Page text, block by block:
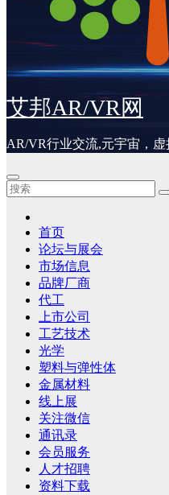
艾邦AR/VR网
AR/VR行业交流,元宇宙，
首页
论坛与展会
市场信息
品牌厂商
代工
上市公司
工艺技术
光学
塑料与弹性体
金属材料
线上展
关注微信
通讯录
会员服务
人才招聘
资料下载